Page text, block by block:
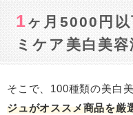
1ヶ月5000円
ミケア美白美容
そこで、100種類の美白
ジュがオススメ商品を厳